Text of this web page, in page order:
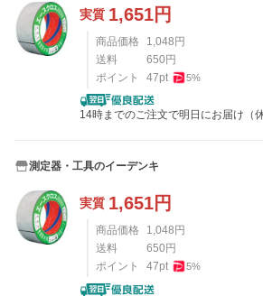
実質 1,651円
商品価格 1,048円
送料
650円
ポイント
47pt 5%
14時までのご注文で明日にお届け（
測定器・工具のイーデンキ
実質 1,651円
商品価格 1,048 円
送料
650 円
ポイント
47pt 5%